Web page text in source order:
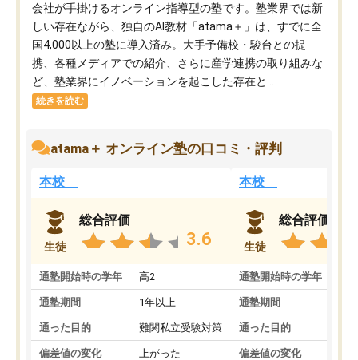
会社が手掛けるオンライン指導型の塾です。塾業界では新
しい存在ながら、独自のAI教材「atama＋」は、すでに全
国4,000以上の塾に導入済み。大手予備校・駿台との提
携、各種メディアでの紹介、さらに産学連携の取り組みな
ど、塾業界にイノベーションを起こした存在と...
続きを読む
atama＋ オンライン塾の口コミ・評判
本校
生徒
総合評価
3.6
通塾開始時の学年 高2
通塾期間 1年以上
通った目的 難関私立受験対策
偏差値の変化 上がった
本校
生徒
総合評価
通塾開始時の学年
通塾期間
通った目的
偏差値の変化